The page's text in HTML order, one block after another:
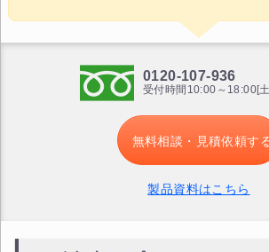
0120-107-936
受付時間10:00～18:00[
無料相談・見積依頼す
製品資料はこちら